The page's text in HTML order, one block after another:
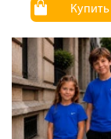
Купить